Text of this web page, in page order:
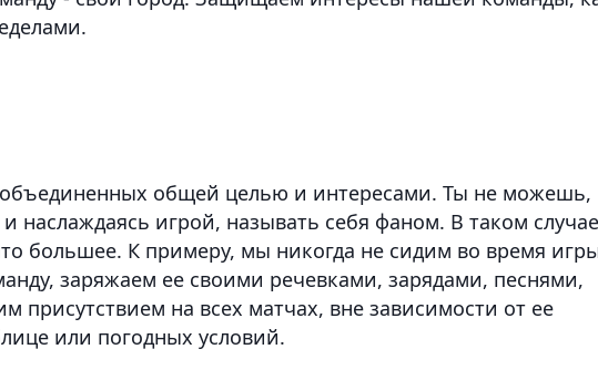
общей целью и интересами. Ты не можешь,
наслаждаясь игрой, называть себя фаном. В таком случае
большее. К примеру, мы никогда не сидим во время
заряжаем ее своими речевками, зарядами, песнями,
присутствием на всех матчах, вне зависимости от ее
или погодных условий.